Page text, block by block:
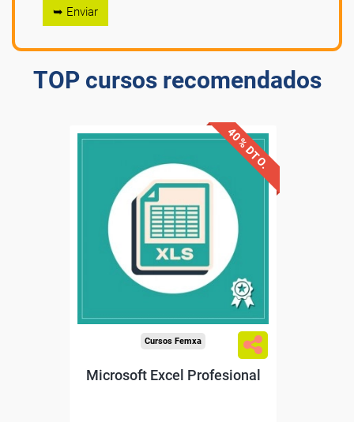
➥ Enviar
TOP cursos recomendados
Descuentos especiales
Sin requisitos de acceso
Diploma
Compra segura
40% DTO.
Cursos Femxa
Microsoft Excel Profesional